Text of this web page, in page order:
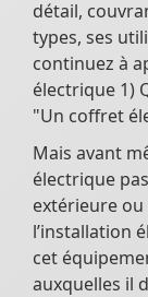
détail,
types, ses
continuez à
électrique 1)
"Un coffret
Mais avant
électrique
extérieure
l’installation
cet
auxquelles il